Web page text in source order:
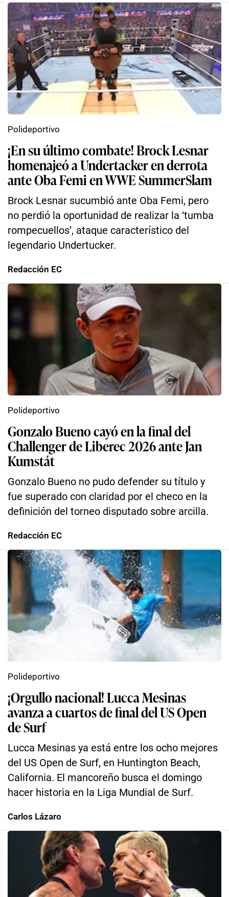
¡En su último combate! Brock Lesnar
homenajeó a Undertacker en derrota
ante Oba Femi en WWE SummerSlam
Brock Lesnar sucumbió ante Oba Femi, pero
no perdió la oportunidad de realizar la ‘tumba
rompecuellos’, ataque característico del
legendario Undertucker.
Polideportivo
Redacción EC
Gonzalo Bueno cayó en la final del
Challenger de Liberec 2026 ante Jan
Kumstát
Gonzalo Bueno no pudo defender su título y
fue superado con claridad por el checo en la
definición del torneo disputado sobre arcilla.
Polideportivo
Redacción EC
¡Orgullo nacional! Lucca Mesinas
avanza a cuartos de final del US Open
de Surf
Lucca Mesinas ya está entre los ocho mejores
del US Open de Surf, en Huntington Beach,
California. El mancoreño busca el domingo
hacer historia en la Liga Mundial de Surf.
Polideportivo
Carlos Lázaro